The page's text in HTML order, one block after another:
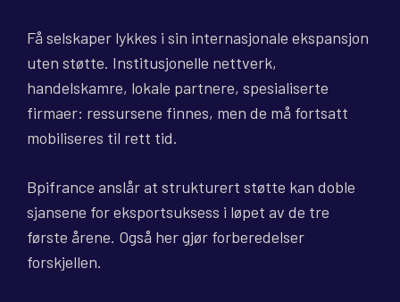
Få selskaper lykkes i sin internasjonale ekspansjon
uten støtte. Institusjonelle nettverk,
handelskamre, lokale partnere, spesialiserte
firmaer: ressursene finnes, men de må fortsatt
mobiliseres til rett tid.
Bpifrance anslår at strukturert støtte kan doble
sjansene for eksportsuksess i løpet av de tre
første årene. Også her gjør forberedelser
forskjellen.